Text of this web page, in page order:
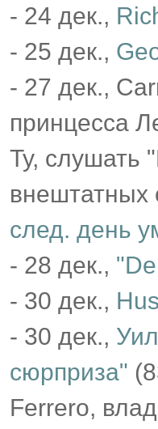
- 24 дек.,
- 25 дек.,
- 27 дек.,
принцесса
Ту, слушать
внештатных
след. день
- 28 дек.,
- 30 дек.,
- 30 дек.,
сюрприза"
Ferrero,